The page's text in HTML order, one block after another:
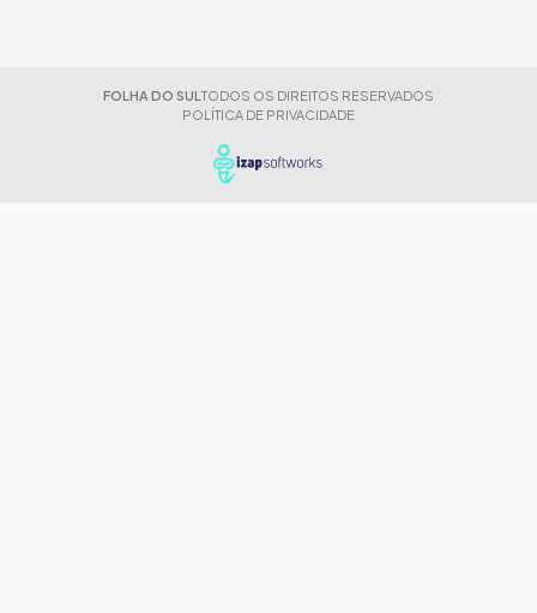
FOLHA DO SUL TODOS OS DIREITOS RESERVADOS
POLÍTICA DE PRIVACIDADE